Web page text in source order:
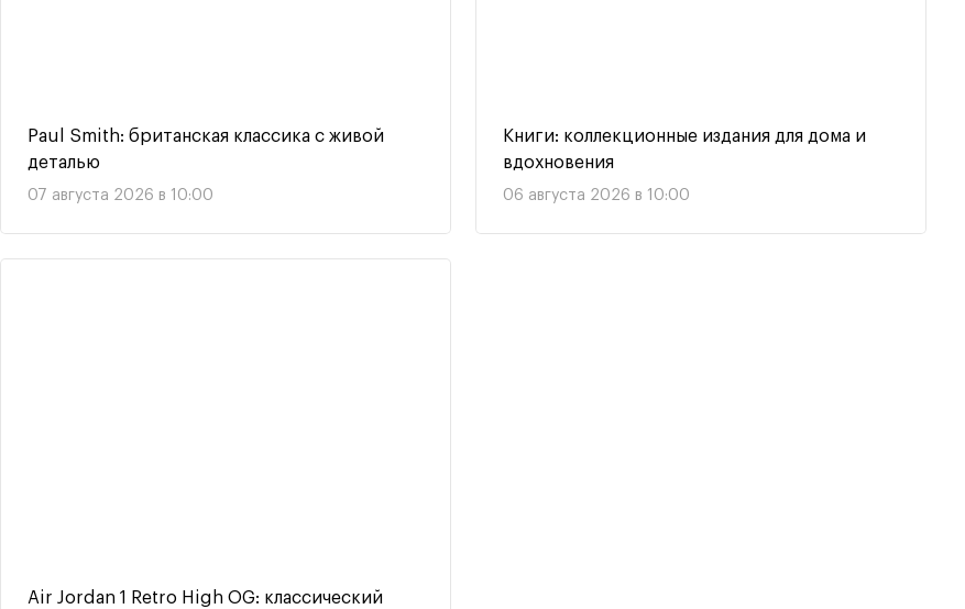
Paul Smith: британская классика с живой
деталью
07 августа 2026 в 10:00
Книги: коллекционные издания для дома и
вдохновения
06 августа 2026 в 10:00
Air Jordan 1 Retro High OG: классический